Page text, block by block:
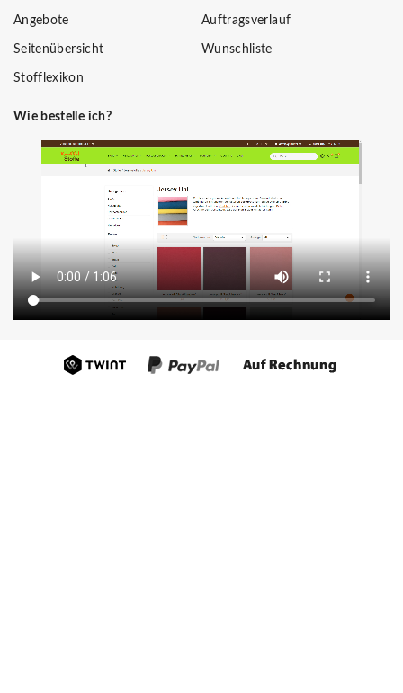
Angebote
Seitenübersicht
Stofflexikon
Auftragsverlauf
Wunschliste
Wie bestelle ich?